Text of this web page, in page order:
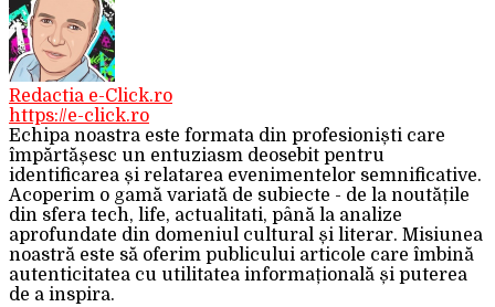
Redactia e-Click.ro
https://e-click.ro
Echipa noastra este formata din profesioniști care
împărtășesc un entuziasm deosebit pentru
identificarea și relatarea evenimentelor semnificative.
Acoperim o gamă variată de subiecte - de la noutățile
din sfera tech, life, actualitati, până la analize
aprofundate din domeniul cultural și literar. Misiunea
noastră este să oferim publicului articole care îmbină
autenticitatea cu utilitatea informațională și puterea
de a inspira.